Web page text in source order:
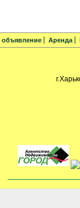
объявление Аренда